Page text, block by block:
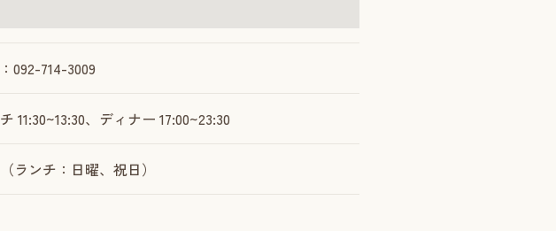
092-714-3009
11:30~13:30、ディナー 17:00~23:30
ランチ：日曜、祝日）